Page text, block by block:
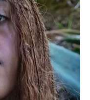
u vezi, partner želi
će razmišljati o tome
ih nije zaboravila.
druge strane.
zanimljivo